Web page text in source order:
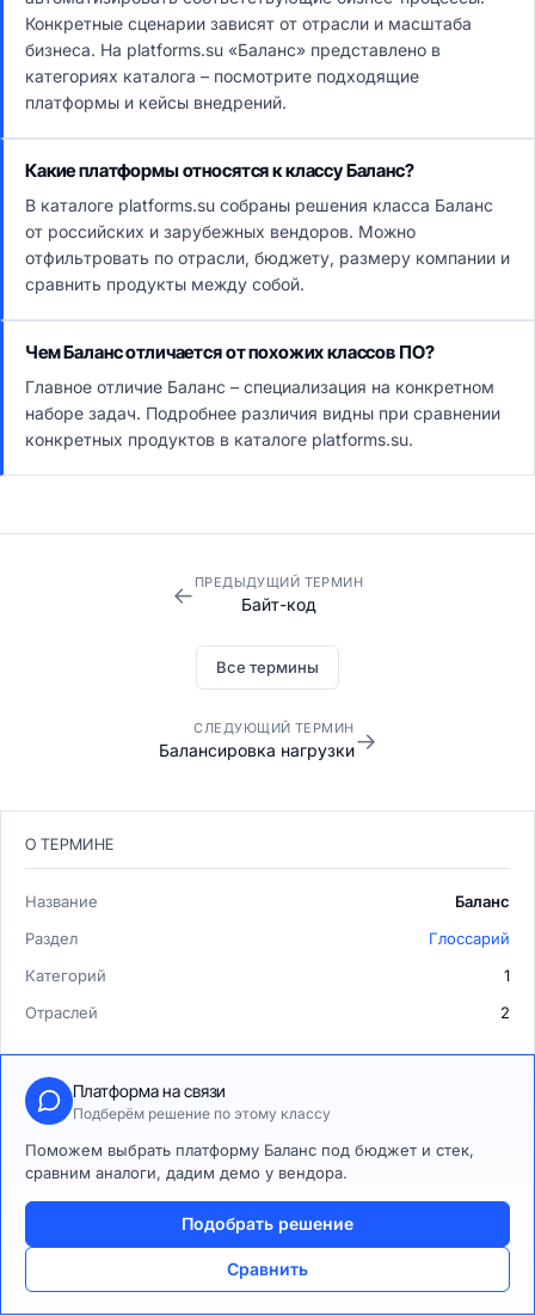
Конкретные сценарии зависят от отрасли и масштаба
бизнеса. На platforms.su «Баланс» представлено в
категориях каталога – посмотрите подходящие
платформы и кейсы внедрений.
Какие платформы относятся к классу Баланс?
В каталоге platforms.su собраны решения класса Баланс
от российских и зарубежных вендоров. Можно
отфильтровать по отрасли, бюджету, размеру компании и
сравнить продукты между собой.
Чем Баланс отличается от похожих классов ПО?
Главное отличие Баланс – специализация на конкретном
наборе задач. Подробнее различия видны при сравнении
конкретных продуктов в каталоге platforms.su.
← ПРЕДЫДУЩИЙ ТЕРМИН
Байт-код
Все термины
СЛЕДУЮЩИЙ ТЕРМИН
Балансировка нагрузки→
О ТЕРМИНЕ
Название
Баланс
Раздел
Глоссарий
Категорий
1
Отраслей
2
Платформа на связи
Подберём решение по этому классу
Поможем выбрать платформу Баланс под бюджет и стек,
сравним аналоги, дадим демо у вендора.
Подобрать решение
Сравнить